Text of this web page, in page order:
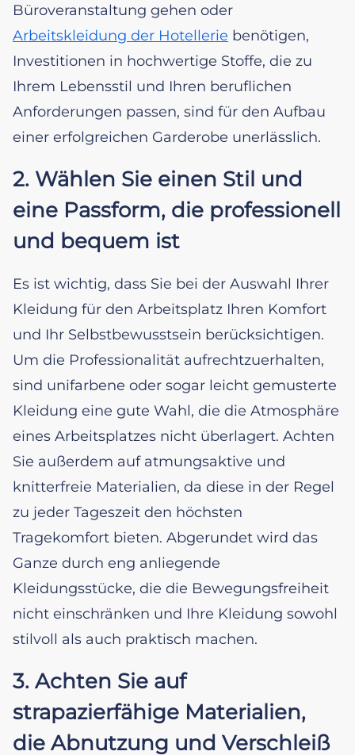
Büroveranstaltung gehen oder
Arbeitskleidung der Hotellerie benötigen,
Investitionen in hochwertige Stoffe, die zu
Ihrem Lebensstil und Ihren beruflichen
Anforderungen passen, sind für den Aufbau
einer erfolgreichen Garderobe unerlässlich.
2. Wählen Sie einen Stil und
eine Passform, die professionell
und bequem ist
Es ist wichtig, dass Sie bei der Auswahl Ihrer
Kleidung für den Arbeitsplatz Ihren Komfort
und Ihr Selbstbewusstsein berücksichtigen.
Um die Professionalität aufrechtzuerhalten,
sind unifarbene oder sogar leicht gemusterte
Kleidung eine gute Wahl, die die Atmosphäre
eines Arbeitsplatzes nicht überlagert. Achten
Sie außerdem auf atmungsaktive und
knitterfreie Materialien, da diese in der Regel
zu jeder Tageszeit den höchsten
Tragekomfort bieten. Abgerundet wird das
Ganze durch eng anliegende
Kleidungsstücke, die die Bewegungsfreiheit
nicht einschränken und Ihre Kleidung sowohl
stilvoll als auch praktisch machen.
3. Achten Sie auf
strapazierfähige Materialien,
die Abnutzung und Verschleiß